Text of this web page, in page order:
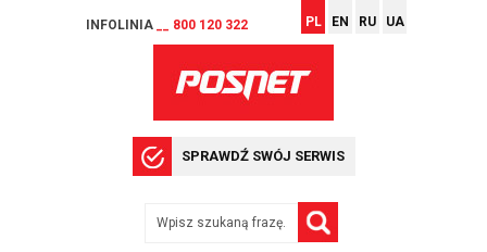
INFOLINIA __ 800 120 322 PL EN RU UA
SPRAWDŹ SWÓJ SERWIS